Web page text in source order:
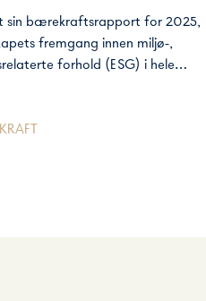
sin bærekraftsrapport for 2025,
fremgang innen miljø-,
forhold (ESG) i hele…